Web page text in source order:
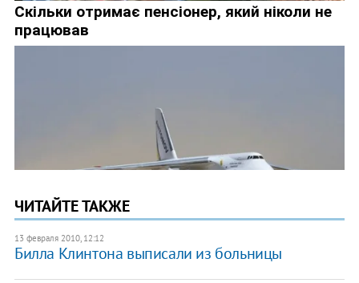
ЧИТАЙТЕ ТАКЖЕ
13 февраля 2010, 12:12
Билла Клинтона выписали из больницы